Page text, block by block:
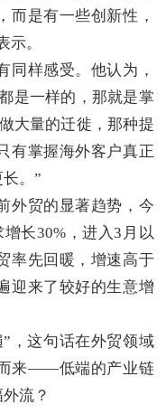
而是有一些创新性，
示。
样感受。他认为，
是一样的，那就是掌
大量的迁徙，那种提
有掌握海外客户真正
。”
贸的显著趋势，今
长30%，进入3月以
率先回暖，增速高于
迎来了较好的生意增
这句话在外贸领域
来——低端的产业链
流？